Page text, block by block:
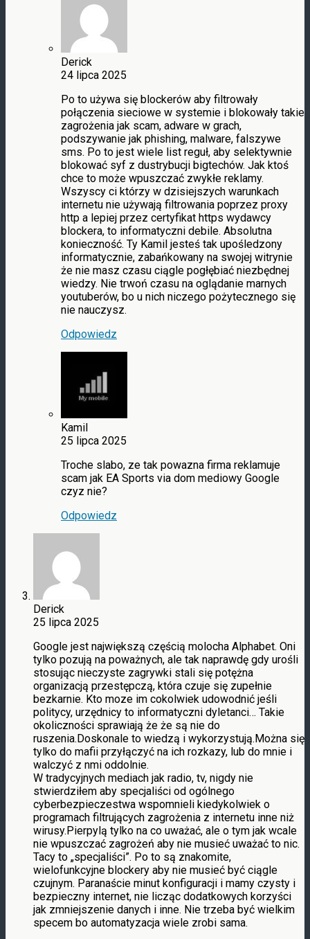
Derick
24 lipca 2025
Po to używa się blockerów aby filtrowały
połączenia sieciowe w systemie i blokowały takie
zagrożenia jak scam, adware w grach,
podszywanie jak phishing, malware, falszywe
sms. Po to jest wiele list reguł, aby selektywnie
blokować syf z dustrybucji bigtechów. Jak ktoś
chce to może wpuszczać zwykłe reklamy.
Wszyscy ci którzy w dzisiejszych warunkach
internetu nie używają filtrowania poprzez proxy
http a lepiej przez certyfikat https wydawcy
blockera, to informatyczni debile. Absolutna
konieczność. Ty Kamil jesteś tak upośledzony
informatycznie, zabańkowany na swojej witrynie
że nie masz czasu ciągle pogłębiać niezbędnej
wiedzy. Nie trwoń czasu na oglądanie marnych
youtuberów, bo u nich niczego pożytecznego się
nie nauczysz.
Odpowiedz
Kamil
25 lipca 2025
Troche slabo, ze tak powazna firma reklamuje
scam jak EA Sports via dom mediowy Google
czyz nie?
Odpowiedz
Derick
25 lipca 2025
Google jest największą częścią molocha Alphabet. Oni
tylko pozują na poważnych, ale tak naprawdę gdy urośli
stosując nieczyste zagrywki stali się potężna
organizacją przestępczą, która czuje się zupełnie
bezkarnie. Kto moze im cokolwiek udowodnić jeśli
politycy, urzędnicy to informatyczni dyletanci… Takie
okoliczności sprawiają że że są nie do
ruszenia.Doskonale to wiedzą i wykorzystują.Można się
tylko do mafii przyłączyć na ich rozkazy, lub do mnie i
walczyć z nmi oddolnie.
W tradycyjnych mediach jak radio, tv, nigdy nie
stwierdziłem aby specjaliści od ogólnego
cyberbezpieczestwa wspomnieli kiedykolwiek o
programach filtrujących zagrożenia z internetu inne niż
wirusy.Pierpylą tylko na co uważać, ale o tym jak wcale
nie wpuszczać zagrożeń aby nie musieć uważać to nic.
Tacy to „specjaliści”. Po to są znakomite,
wielofunkcyjne blockery aby nie musieć być ciągle
czujnym. Paranaście minut konfiguracji i mamy czysty i
bezpieczny internet, nie licząc dodatkowych korzyści
jak zmniejszenie danych i inne. Nie trzeba być wielkim
specem bo automatyzacja wiele zrobi sama.